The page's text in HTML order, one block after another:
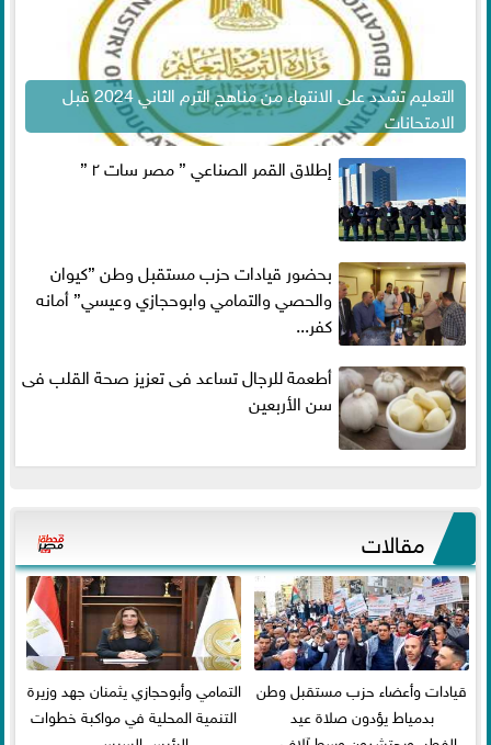
التعليم تشدد على الانتهاء من مناهج الترم الثاني 2024 قبل
الامتحانات
إطلاق القمر الصناعي ” مصر سات ٢ ”
بحضور قيادات حزب مستقبل وطن ”كيوان
والحصي والتمامي وابوحجازي وعيسي” أمانه
كفر...
أطعمة للرجال تساعد فى تعزيز صحة القلب فى
سن الأربعين
مقالات
قيادات وأعضاء حزب مستقبل وطن
بدمياط يؤدون صلاة عيد
التمامي وأبوحجازي يثمنان جهد وزيرة
التنمية المحلية في مواكبة خطوات